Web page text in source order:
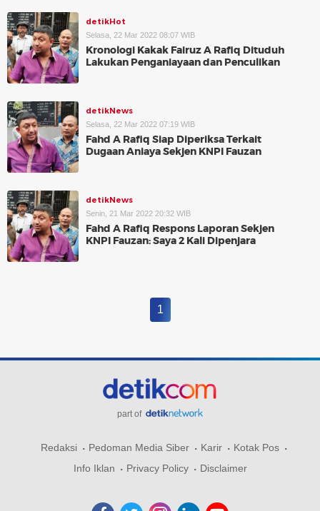
detikHot
Selasa, 22 Mar 2022 08:07 WIB
Kronologi Kakak Fairuz A Rafiq Dituduh
Lakukan Penganiayaan dan Penculikan
detikNews
Selasa, 22 Mar 2022 07:19 WIB
Fahd A Rafiq Siap Diperiksa Terkait
Dugaan Aniaya Sekjen KNPI Fauzan
detikNews
Senin, 21 Mar 2022 20:32 WIB
Fahd A Rafiq Respons Laporan Sekjen
KNPI Fauzan: Saya 2 Kali Dipenjara
1
part of
Redaksi Pedoman Media Siber Karir
Kotak Pos
Info Iklan
Privacy Policy Disclaimer